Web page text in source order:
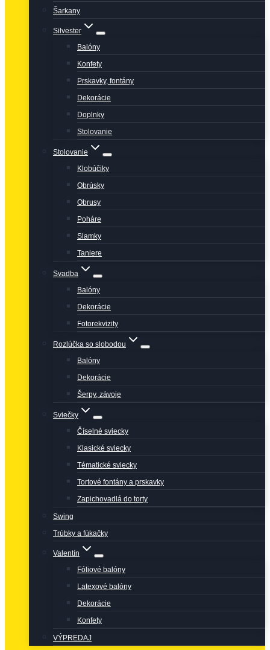
Šarkany
Silvester
Balóny
Konfety
Prskavky, fontány
Dekorácie
Doplnky
Stolovanie
Stolovanie
Klobúčiky
Obrúsky
Obrusy
Poháre
Slamky
Taniere
Svadba
Balóny
Dekorácie
Fotorekvizity
Rozlúčka so slobodou
Balóny
Dekorácie
Šerpy, závoje
Sviečky
Číselné sviecky
Klasické sviecky
Tématické sviecky
Tortové fontány a prskavky
Zapichovadlá do torty
Swing
Trúbky a fúkačky
Valentín
Fóliové balóny
Latexové balóny
Dekorácie
Konfety
VÝPREDAJ